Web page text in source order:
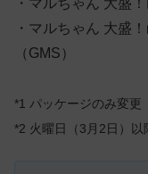
・マルちゃん 大盛
（GMS）
*1 パッケージのみ変更
*2 火曜日（3月2日）以